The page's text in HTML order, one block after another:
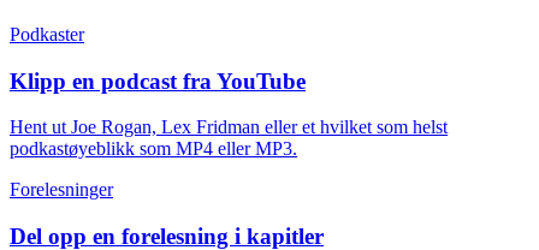
Podkaster
Klipp en podcast fra YouTube
Hent ut Joe Rogan, Lex Fridman eller et hvilket som helst
podkastøyeblikk som MP4 eller MP3.
Forelesninger
Del opp en forelesning i kapitler